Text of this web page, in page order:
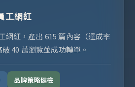
工網紅
網紅，產出 615 篇內容（達成率
40 萬瀏覽並成功轉單。
品牌策略健檢